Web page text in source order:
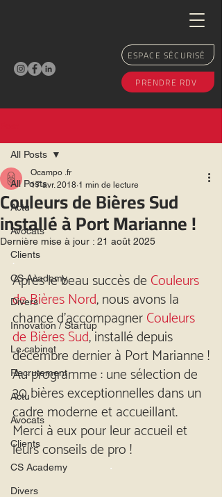
ESPACE SÉCURISÉ
PRENDRE RDV
All Posts
Actu
Avocats
Clients
CS Academy
Divers
Innovation / Startup
Le cabinet
Recrutement
Actu
Avocats
Clients
CS Academy
Divers
All Posts
Couleurs de Bières Sud
installé à Port Marianne !
Ocampo .fr
17 avr. 2018 1 min de lecture
Dernière mise à jour : 21 août 2025
.
Après le beau succès de Couleurs
de Bières Nord, nous avons la
chance d’accompagner Couleurs
de Bières Sud, installé depuis
décembre dernier à Port Marianne !
Au programme : une sélection de
30 bières exceptionnelles dans un
cadre moderne et accueillant.
Merci à eux pour leur accueil et
leurs conseils de pro !
.